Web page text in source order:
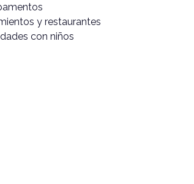
y restaurantes
con niños